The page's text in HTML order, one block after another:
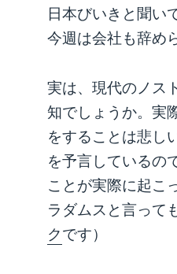
日本びいきと聞い
今週は会社も辞め
実は、現代のノス
知でしょうか。実
をすることは悲し
を予言しているの
ことが実際に起こ
ラダムスと言って
クです）